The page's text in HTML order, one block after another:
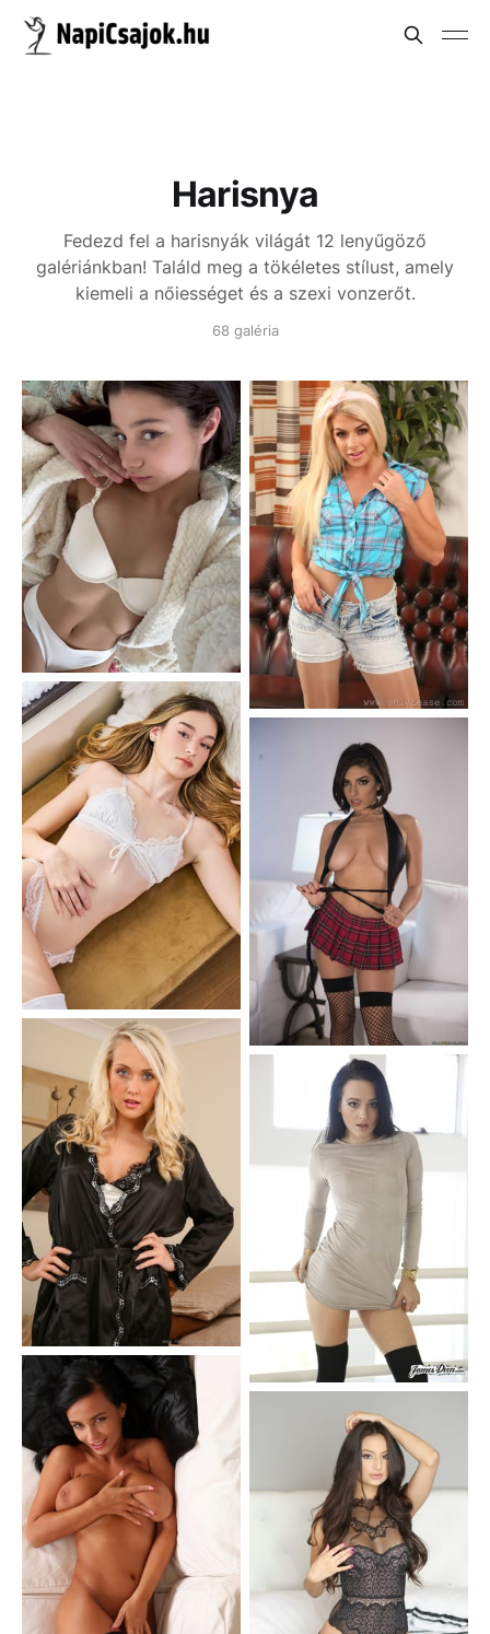
Harisnya
Fedezd fel a harisnyák világát 12 lenyűgöző
galériánkban! Találd meg a tökéletes stílust, amely
kiemeli a nőiességet és a szexi vonzerőt.
68 galéria